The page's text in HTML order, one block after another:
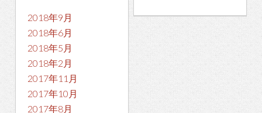
2018年9月
2018年6月
2018年5月
2018年2月
2017年11月
2017年10月
2017年8月